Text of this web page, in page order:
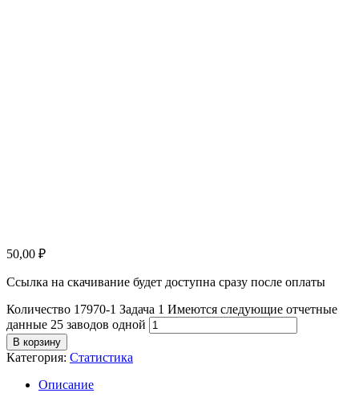
50,00 ₽
Ссылка на скачивание будет доступна сразу после оплаты
Количество 17970-1 Задача 1 Имеются следующие отчетные
данные 25 заводов одной
В корзину
Категория: Статистика
Описание